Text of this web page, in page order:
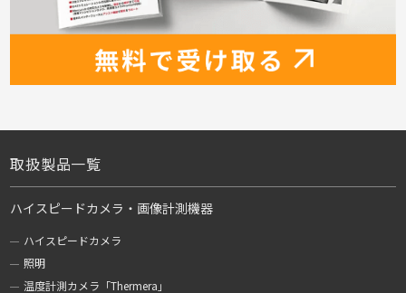
取扱製品一覧
ハイスピードカメラ・画像計測機器
ハイスピードカメラ
照明
温度計測カメラ「Thermera」